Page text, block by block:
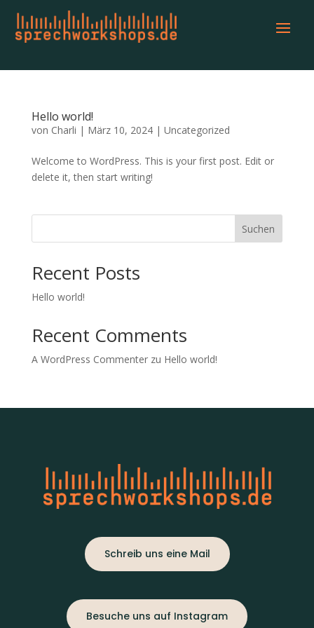
Hello world!
von Charli | März 10, 2024| Uncategorized
Welcome to WordPress. This is your first post. Edit or
delete it, then start writing!
Suchen
Recent Posts
Hello world!
Recent Comments
A WordPress Commenterzu Hello world!
Schreib uns eine Mail
Besuche uns auf Instagram